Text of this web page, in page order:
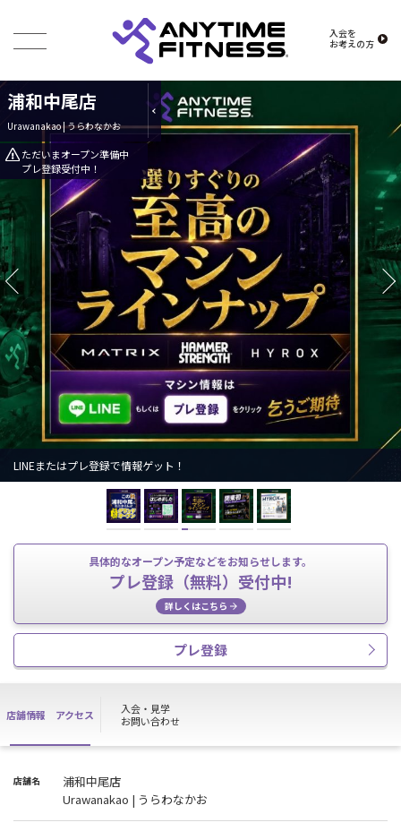
入会を
お考えの方
浦和中尾店
Urawanakao | うらわなかお
ただいまオープン準備中
プレ登録受付中！
LINEまたはプレ登録で情報ゲット！
具体的なオープン予定などをお知らせします。
プレ登録（無料）受付中!
詳しくはこちら
プレ登録
店舗情報 アクセス
入会・見学
お問い合わせ
店舗名
浦和中尾店
Urawanakao | うらわなかお